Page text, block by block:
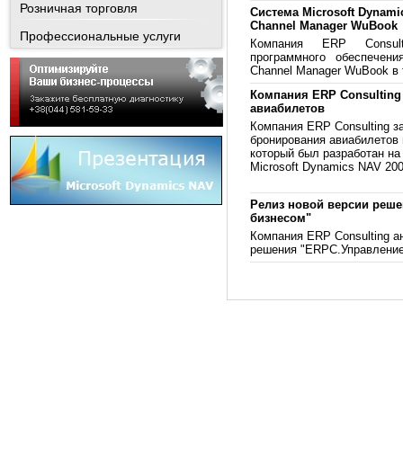
Розничная торговля
Профессиональные услуги
Система Microsoft
Channel Manager WuBook
Компания ERP
программного
Channel Manager WuBook в
Компания ERP
авиабилетов
Компания ERP Consulting
бронирования
который был разработан
Microsoft Dynamics NAV
Релиз новой версии
бизнесом"
Компания ERP Consulting
решения